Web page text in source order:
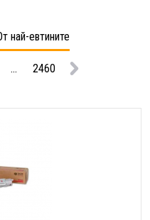
най-евтините
... 2460